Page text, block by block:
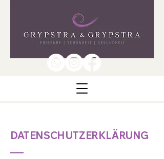
DATENSCHUTZERKLÄRUNG